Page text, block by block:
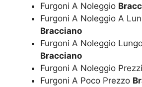
Furgoni A Noleggio
Furgoni A Noleggio A
Bracciano
Furgoni A Noleggio
Bracciano
Furgoni A Noleggio Prezzi
Furgoni A Poco Prezzo